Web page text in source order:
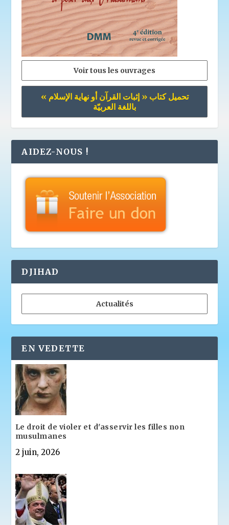
Voir tous les ouvrages
تحميل كتاب « إثبات القرآن أو نهاية الإسلام »
باللغة العربيّة
AIDEZ-NOUS !
DJIHAD
Actualités
EN VEDETTE
Le droit de violer et d'asservir les filles non
musulmanes
2 juin, 2026